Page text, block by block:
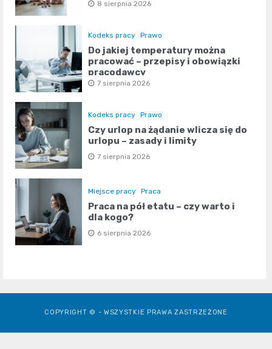
8 sierpnia 2026
Kodeks pracy Prawo
Do jakiej temperatury można
pracować – przepisy i obowiązki
pracodawcy
7 sierpnia 2026
Kodeks pracy Prawo
Czy urlop na żądanie wlicza się do
urlopu – zasady i limity
7 sierpnia 2026
Miejsce pracy Praca
Praca na pół etatu – czy warto i
dla kogo?
6 sierpnia 2026
COPYRIGHT © - WSZYSTKIE PRAWA ZASTRZEŻONE